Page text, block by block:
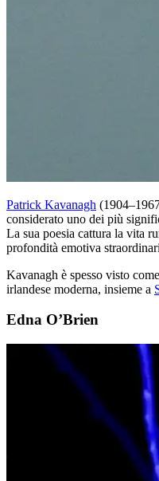
Patrick Kavanagh
considerato uno dei più
La sua poesia cattura la vita
profondità emotiva
Kavanagh è spesso visto
irlandese moderna, insieme a
Edna O’Brien